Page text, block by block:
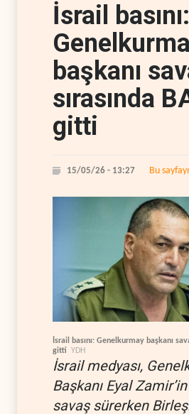
İsrail basını:
başkanı
sırasında
gitti
15/05/26 - 13:27 Bu
İsrail basını: Genelkurmay başkanı
gitti YDH
İsrail medyası,
Başkanı Eyal Zamir’in
savaş sürerken